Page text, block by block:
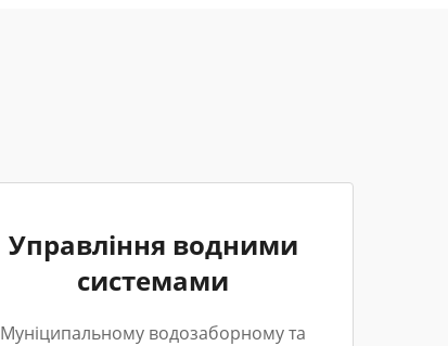
Управління водними
системами
Муніципальному водозаборному та